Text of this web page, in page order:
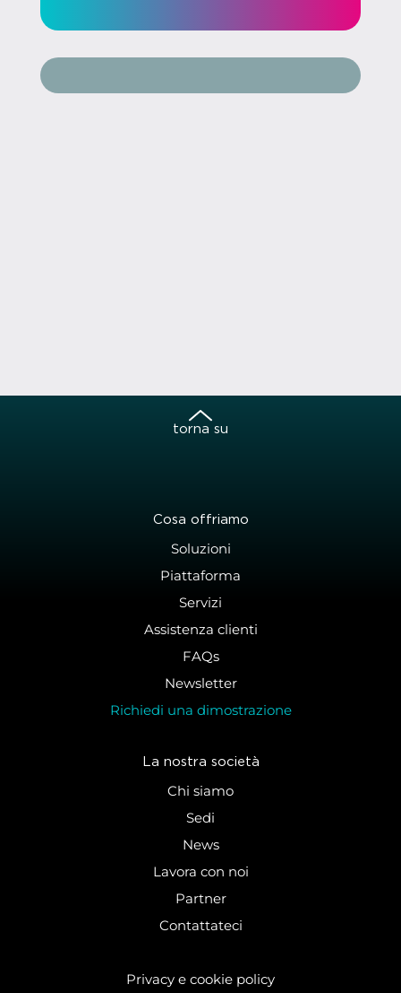
torna su
Cosa offriamo
Soluzioni
Piattaforma
Servizi
Assistenza clienti
FAQs
Newsletter
Richiedi una dimostrazione
La nostra società
Chi siamo
Sedi
News
Lavora con noi
Partner
Contattateci
Privacy e cookie policy